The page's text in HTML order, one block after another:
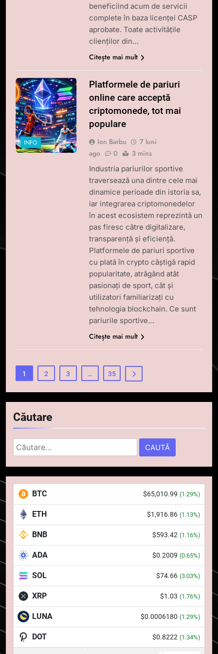
beneficiind acum de servicii
complete în baza licenței CASP
aprobate. Toate activitățile
clienților din…
Citește mai mult
INFO
Platformele de pariuri
online care acceptă
criptomonede, tot mai
populare
Ion Barbu
7 luni
ago
0 3 mins
Industria pariurilor sportive
traversează una dintre cele mai
dinamice perioade din istoria sa,
iar integrarea criptomonedelor
în acest ecosistem reprezintă un
pas firesc către digitalizare,
transparență și eficiență.
Platformele de pariuri sportive
cu plată în crypto câștigă rapid
popularitate, atrăgând atât
pasionați de sport, cât și
utilizatori familiarizați cu
tehnologia blockchain. Ce sunt
pariurile sportive…
Citește mai mult
1 2 3 … 35
Căutare
Caută
după:
BTC $65,010.99 (1.29%)
ETH $1,916.86 (1.13%)
BNB $593.42 (1.16%)
ADA $0.2009 (0.65%)
SOL $74.66 (3.03%)
XRP $1.03 (1.76%)
LUNA $0.0006180 (1.29%)
DOT $0.8222 (1.34%)
dolari cu sprijinul Ripple, apoi a
pierdut jumătate din aceștia
într-un atac cibernetic în mai
puțin de 24 de ore
Banii digitali și arhitectura
încrederii: O nouă viziune asupra
banilor în era digitală
7
WhiteBIT și FC Barcelona
semnează un acord pe cinci ani
pentru a stimula implicarea
8
Lavazza utilizează tehnologia
trasabilitatea cafelei